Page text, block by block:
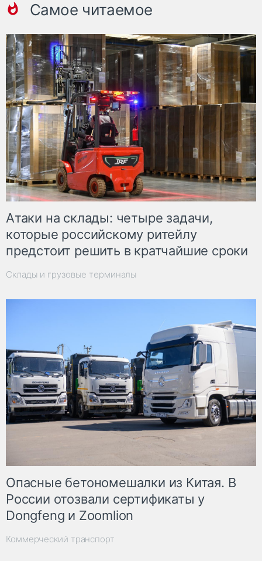
Самое читаемое
Атаки на склады: четыре задачи,
которые российскому ритейлу
предстоит решить в кратчайшие сроки
Склады и грузовые терминалы
Опасные бетономешалки из Китая. В
России отозвали сертификаты у
Dongfeng и Zoomlion
Коммерческий транспорт